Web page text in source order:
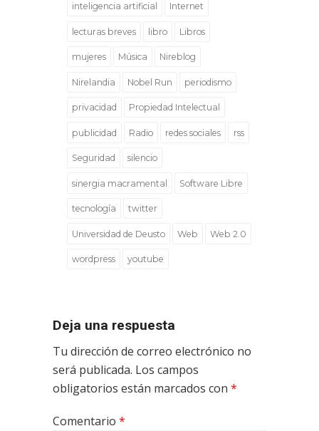
inteligencia artificial Internet
lecturas breves libro Libros
mujeres Música Nireblog
Nirelandia Nobel Run periodismo
privacidad Propiedad Intelectual
publicidad Radio redes sociales rss
Seguridad silencio
sinergia macramental Software Libre
tecnología twitter
Universidad de Deusto Web Web 2.0
wordpress youtube
Deja una respuesta
Tu dirección de correo electrónico no
será publicada. Los campos
obligatorios están marcados con *
Comentario *